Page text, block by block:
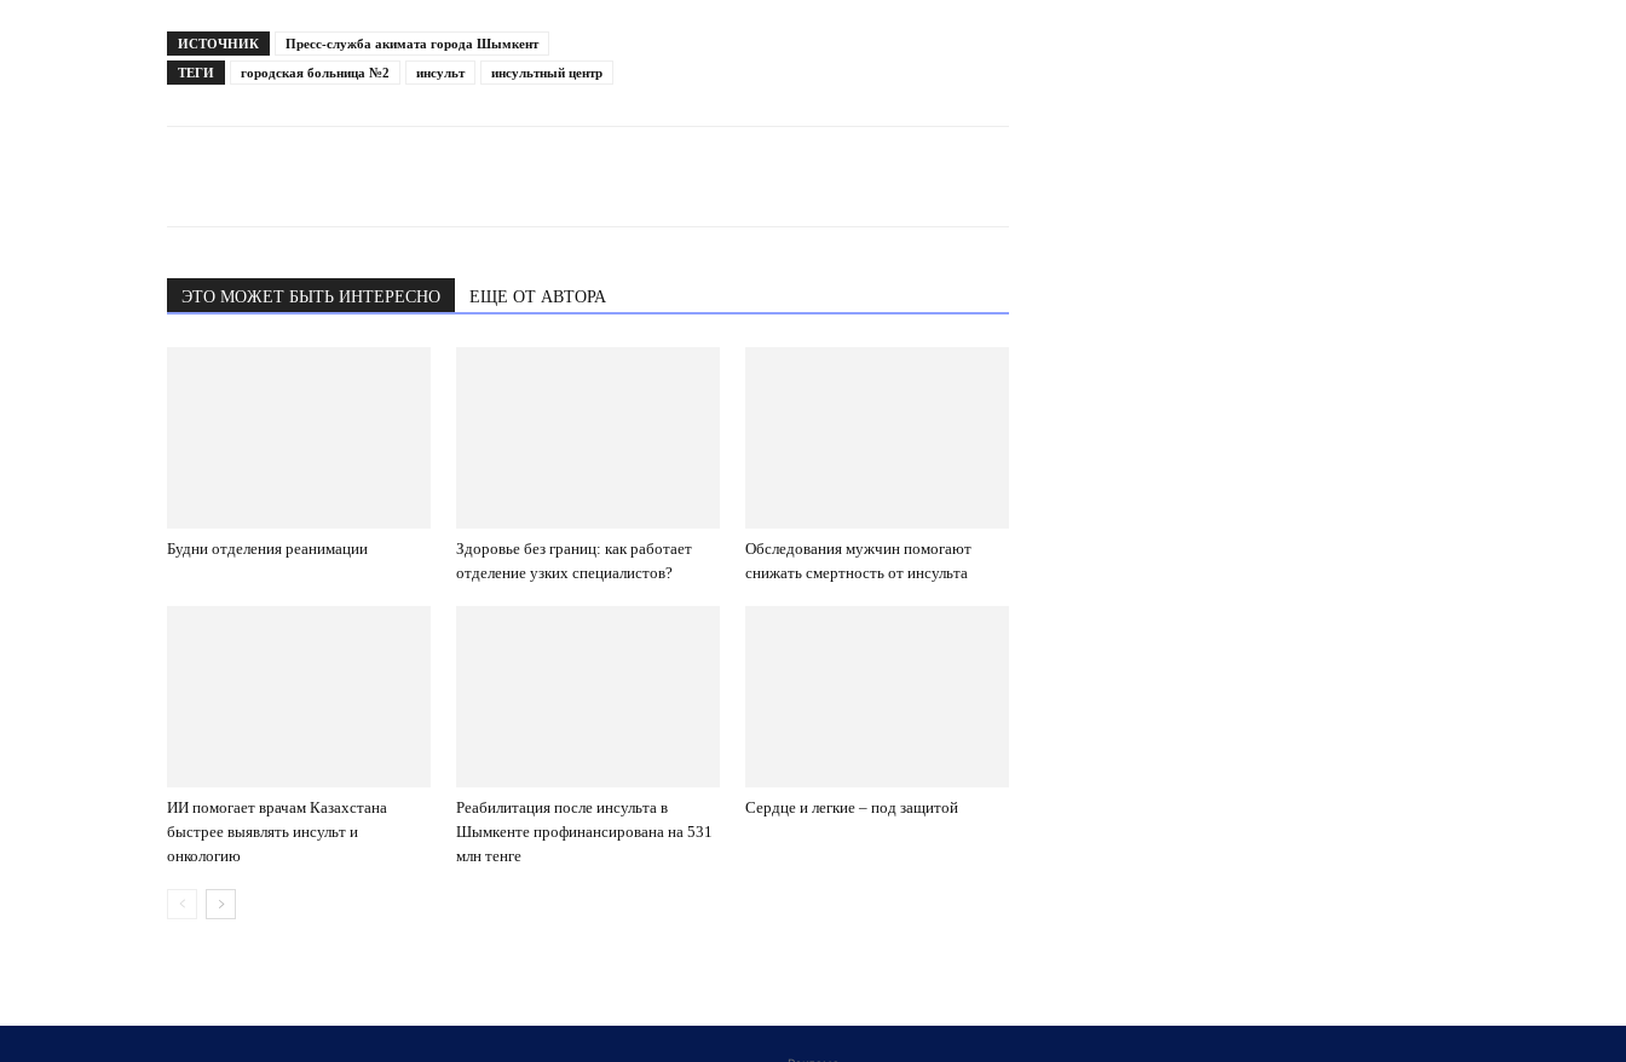
ИСТОЧНИК
Пресс-служба акимата города Шымкент
ТЕГИ
городская больница №2 инсульт инсультный центр
ЭТО МОЖЕТ БЫТЬ ИНТЕРЕСНО ЕЩЕ ОТ АВТОРА
Будни отделения реанимации
Здоровье без границ: как работает
отделение узких специалистов?
Обследования мужчин помогают
снижать смертность от инсульта
ИИ помогает врачам Казахстана
быстрее выявлять инсульт и
онкологию
Реабилитация после инсульта в
Шымкенте профинансирована на 531
млн тенге
Сердце и легкие – под защитой